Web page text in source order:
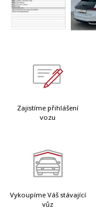
Zajistíme přihlášení
vozu
Vykoupíme Váš stávající
vůz